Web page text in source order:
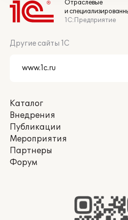
Управление
Руководство
1С:Предприятие 8.
прикладных решений".
"1С:Предприятие 8" и
"ERP Горнодобывающая
промышленность 2",
предприятием 2",
проектирования
в электронном виде
пользователям при
Информационно-
сопровождения
соответствующих
Отраслевые
и
1С:Предприятие
Другие сайты 1С
Каталог
Внедрения
Публикации
Мероприятия
Партнеры
Форум